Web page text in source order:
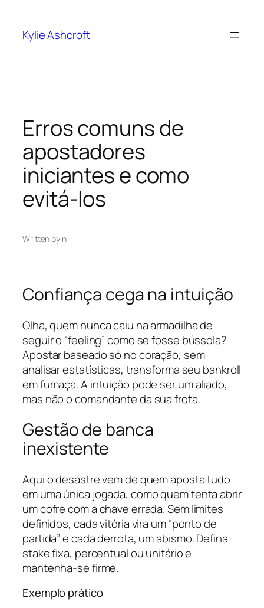
content
Kylie Ashcroft
Erros comuns de
apostadores
iniciantes e como
evitá-los
Written byin
Confiança cega na intuição
Olha, quem nunca caiu na armadilha de
seguir o “feeling” como se fosse bússola?
Apostar baseado só no coração, sem
analisar estatísticas, transforma seu bankroll
em fumaça. A intuição pode ser um aliado,
mas não o comandante da sua frota.
Gestão de banca
inexistente
Aqui o desastre vem de quem aposta tudo
em uma única jogada, como quem tenta abrir
um cofre com a chave errada. Sem limites
definidos, cada vitória vira um “ponto de
partida” e cada derrota, um abismo. Defina
stake fixa, percentual ou unitário e
mantenha-se firme.
Exemplo prático